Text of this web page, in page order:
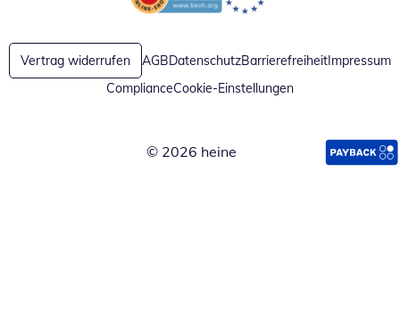
Öffnet in neuem FensterÖffnet in neuem Fenster
Vertrag widerrufen AGBDatenschutzBarrierefreiheitImpressum
ComplianceCookie-Einstellungen
© 2026 heine